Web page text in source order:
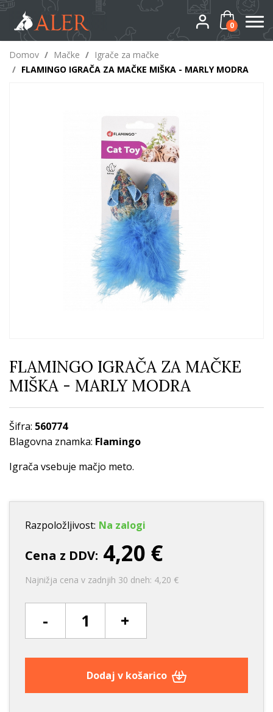
0
Domov / Mačke / Igrače za mačke
/ FLAMINGO IGRAČA ZA MAČKE MIŠKA - MARLY MODRA
FLAMINGO IGRAČA ZA MAČKE
MIŠKA - MARLY MODRA
Šifra: 560774
Blagovna znamka: Flamingo
Igrača vsebuje mačjo meto.
Razpoložljivost: Na zalogi
Cena z DDV: 4,20 €
Najnižja cena v zadnjih 30 dneh: 4,20 €
- +
Dodaj v košarico